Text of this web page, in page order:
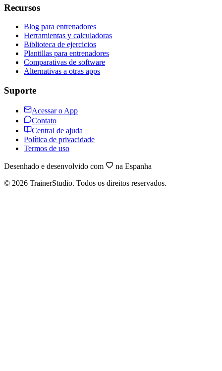
Recursos
Blog para entrenadores
Herramientas y calculadoras
Biblioteca de ejercicios
Plantillas para entrenadores
Comparativas de software
Alternativas a otras apps
Suporte
Acessar o App
Contato
Central de ajuda
Política de privacidade
Termos de uso
Desenhado e desenvolvido com
na Espanha
© 2026 TrainerStudio. Todos os direitos reservados.